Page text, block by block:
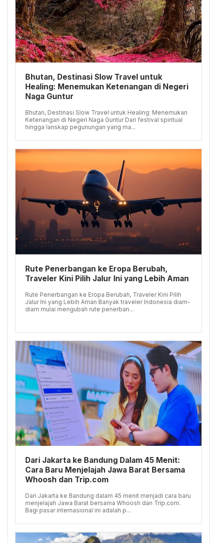
Bhutan, Destinasi Slow Travel untuk
Healing: Menemukan Ketenangan di Negeri
Naga Guntur
Bhutan, Destinasi Slow Travel untuk Healing: Menemukan
Ketenangan di Negeri Naga Guntur Dari festival spiritual
hingga lanskap pegunungan yang ma...
Rute Penerbangan ke Eropa Berubah,
Traveler Kini Pilih Jalur Ini yang Lebih Aman
Rute Penerbangan ke Eropa Berubah, Traveler Kini Pilih
Jalur Ini yang Lebih Aman Banyak traveler Indonesia diam-
diam mulai mengubah rute penerban...
Dari Jakarta ke Bandung Dalam 45 Menit:
Cara Baru Menjelajah Jawa Barat Bersama
Whoosh dan Trip.com
Dari Jakarta ke Bandung dalam 45 menit menjadi cara baru
menjelajah Jawa Barat bersama Whoosh dan Trip.com.
Bagi pasar internasional ini adalah p...